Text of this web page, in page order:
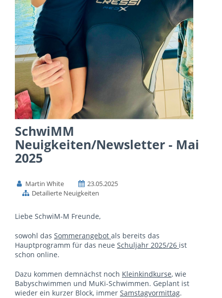
SchwiMM
Neuigkeiten/Newsletter - Mai
2025
Martin White
23.05.2025
Detailierte Neuigkeiten
Liebe SchwiM-M Freunde,
sowohl das Sommerangebot als bereits das
Hauptprogramm für das neue Schuljahr 2025/26 ist
schon online.
Dazu kommen demnächst noch Kleinkindkurse, wie
Babyschwimmen und MuKi-Schwimmen. Geplant ist
wieder ein kurzer Block, immer Samstagvormittag.